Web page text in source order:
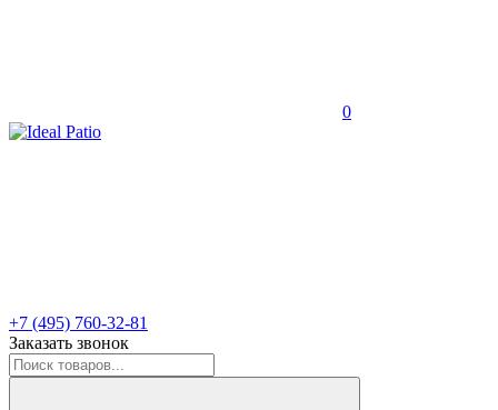
0
+7 (495) 760-32-81
Заказать звонок